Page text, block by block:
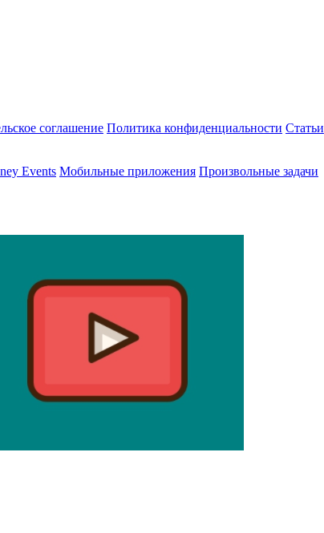
соглашение Политика конфиденциальности Статьи
Events Мобильные приложения Произвольные задачи